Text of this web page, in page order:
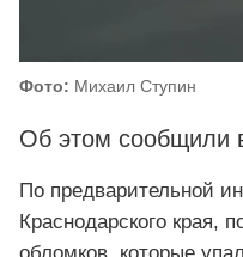
Фото: Михаил Ступин
Об этом сообщили
По предварительной
Краснодарского края,
обломков, которые